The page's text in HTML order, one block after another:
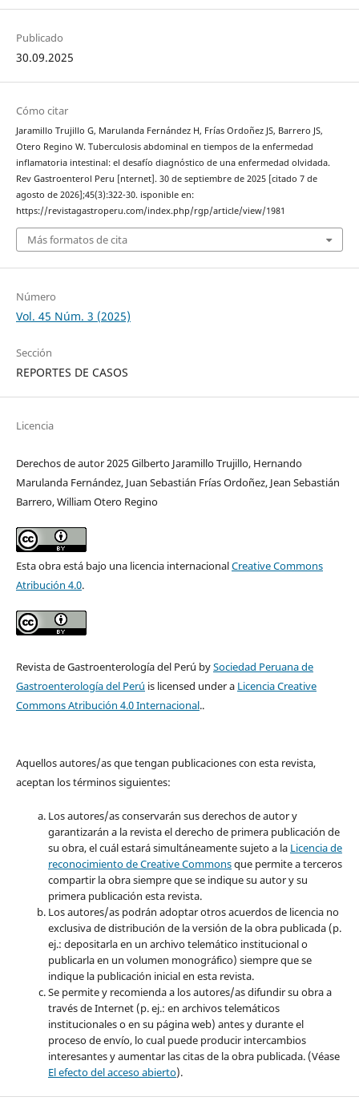
Publicado
30.09.2025
Cómo citar
Jaramillo Trujillo G, Marulanda Fernández H, Frías Ordoñez JS, Barrero JS,
Otero Regino W. Tuberculosis abdominal en tiempos de la enfermedad
inflamatoria intestinal: el desafío diagnóstico de una enfermedad olvidada.
Rev Gastroenterol Peru [nternet]. 30 de septiembre de 2025 [citado 7 de
agosto de 2026];45(3):322-30. isponible en:
https://revistagastroperu.com/index.php/rgp/article/view/1981
Más formatos de cita
Número
Vol. 45 Núm. 3 (2025)
Sección
REPORTES DE CASOS
Licencia
Derechos de autor 2025 Gilberto Jaramillo Trujillo, Hernando
Marulanda Fernández, Juan Sebastián Frías Ordoñez, Jean Sebastián
Barrero, William Otero Regino
Esta obra está bajo una licencia internacionalCreative Commons
Atribución 4.0.
Revista de Gastroenterología del Perú bySociedad Peruana de
Gastroenterología del Perú is licensed under a Licencia Creative
Commons Atribución 4.0 Internacional..
Aquellos autores/as que tengan publicaciones con esta revista,
aceptan los términos siguientes:
Los autores/as conservarán sus derechos de autor y
garantizarán a la revista el derecho de primera publicación de
su obra, el cuál estará simultáneamente sujeto a la Licencia de
reconocimiento de Creative Commonsque permite a terceros
compartir la obra siempre que se indique su autor y su
primera publicación esta revista.
Los autores/as podrán adoptar otros acuerdos de licencia no
exclusiva de distribución de la versión de la obra publicada (p.
ej.: depositarla en un archivo telemático institucional o
publicarla en un volumen monográfico) siempre que se
indique la publicación inicial en esta revista.
Se permite y recomienda a los autores/as difundir su obra a
través de Internet (p. ej.: en archivos telemáticos
institucionales o en su página web) antes y durante el
proceso de envío, lo cual puede producir intercambios
interesantes y aumentar las citas de la obra publicada. (Véase
El efecto del acceso abierto).